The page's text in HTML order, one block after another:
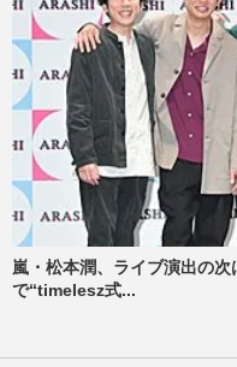
嵐・松本潤、ライブ演出の
で“timelesz式...